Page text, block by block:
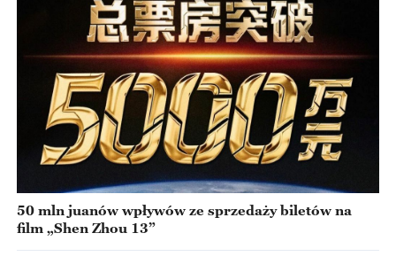
50 mln juanów wpływów ze sprzedaży biletów na
film „Shen Zhou 13”